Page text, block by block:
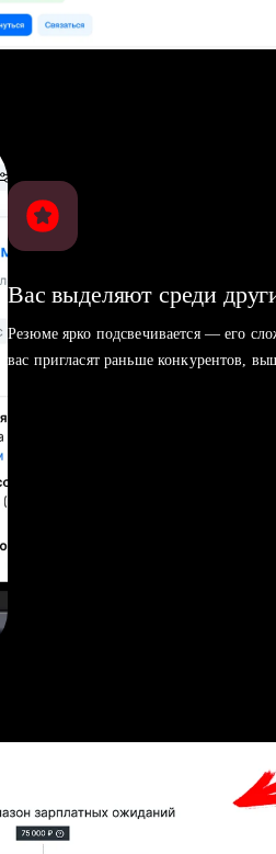
Вас выделяют среди
Резюме ярко подсвечивается — его
вас пригласят раньше конкурентов,